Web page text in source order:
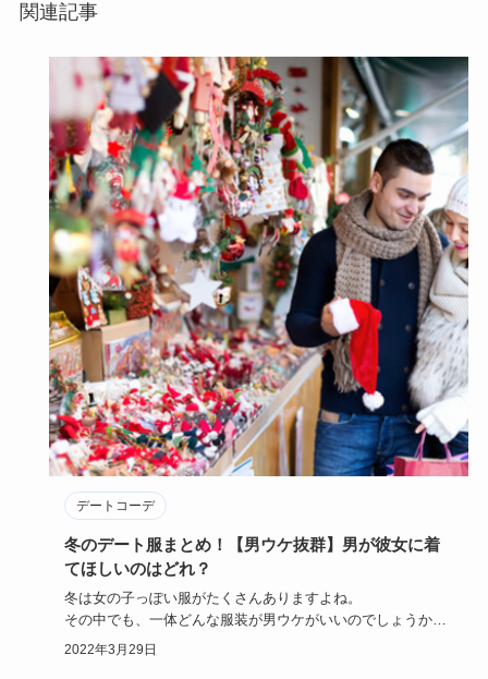
関連記事
デートコーデ
冬のデート服まとめ！【男ウケ抜群】男が彼女に着
てほしいのはどれ？
冬は女の子っぽい服がたくさんありますよね。
その中でも、一体どんな服装が男ウケがいいのでしょうか？
今回は、冬のデート…
2022年3月29日